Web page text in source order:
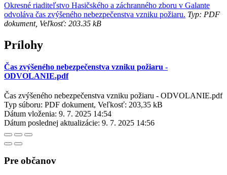
Okresné riaditeľstvo Hasičského a záchranného zboru v Galante
odvoláva čas zvýšeného nebezpečenstva vzniku požiaru. Typ: PDF
dokument, Veľkosť: 203.35 kB
Prílohy
Čas zvýšeného nebezpečenstva vzniku požiaru -
ODVOLANIE.pdf
Čas zvýšeného nebezpečenstva vzniku požiaru - ODVOLANIE.pdf
Typ súboru: PDF dokument, Veľkosť: 203,35 kB
Dátum vloženia: 9. 7. 2025 14:54
Dátum poslednej aktualizácie: 9. 7. 2025 14:56
Pre občanov